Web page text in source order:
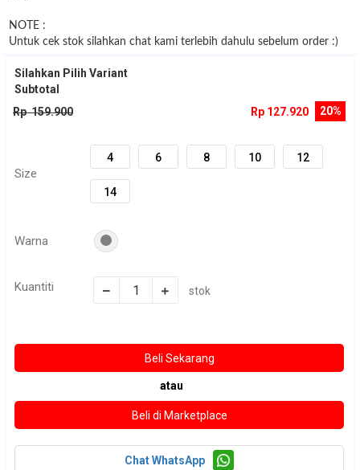
NOTE :
Untuk cek stok silahkan chat kami terlebih dahulu sebelum order :)
Silahkan Pilih Variant
Subtotal
Rp 159.900
20%
Rp 127.920
Size
4 6 8 10 12
14
Warna
Kuantiti stok
atau
Chat WhatsApp